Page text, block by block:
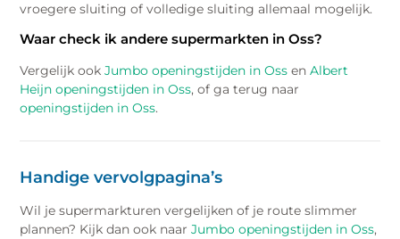
vroegere sluiting of volledige sluiting allemaal mogelijk.
Waar check ik andere supermarkten in Oss?
Vergelijk ookJumbo openingstijden in Oss enAlbert
Heijn openingstijden in Oss, of ga terug naar
openingstijden in Oss.
Handige vervolgpagina’s
Wil je supermarkturen vergelijken of je route slimmer
plannen? Kijk dan ook naarJumbo openingstijden in Oss,